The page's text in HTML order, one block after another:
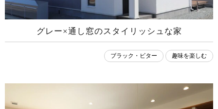
グレー×通し窓のスタイリッシュな家
ブラック・ビター 趣味を楽しむ